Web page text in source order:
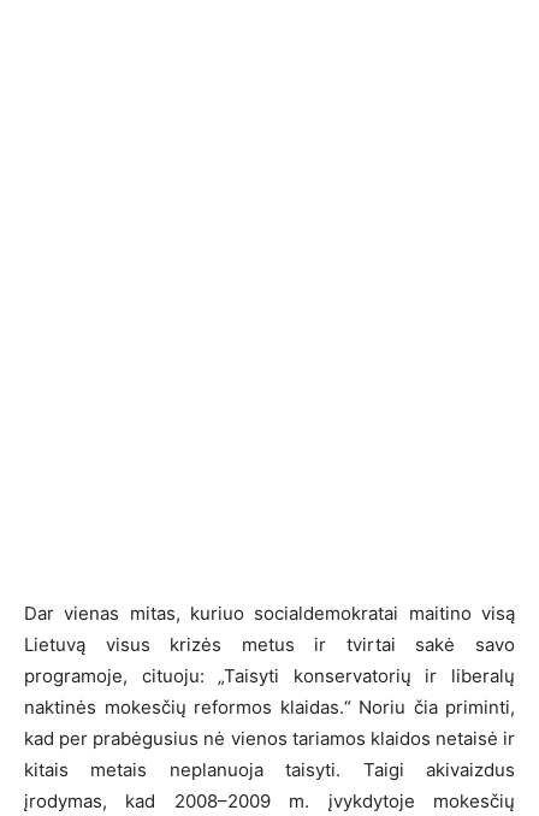
Dar vienas mitas, kuriuo socialdemokratai maitino visą
Lietuvą visus krizės metus ir tvirtai sakė savo
programoje, cituoju: „Taisyti konservatorių ir liberalų
naktinės mokesčių reformos klaidas.“ Noriu čia priminti,
kad per prabėgusius nė vienos tariamos klaidos netaisė ir
kitais metais neplanuoja taisyti. Taigi akivaizdus
įrodymas, kad 2008–2009 m. įvykdytoje mokesčių